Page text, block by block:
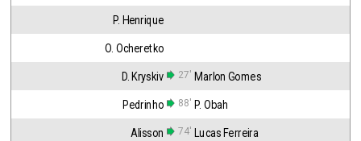
P. Henrique
O. Ocheretko
D. Kryskiv 27' Marlon Gomes
Pedrinho 88' P. Obah
Alisson 74' Lucas Ferreira